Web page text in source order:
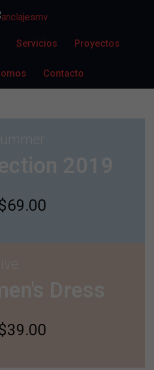
Servicios Proyectos
Contacto